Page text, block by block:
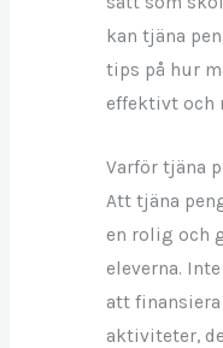
kan tjäna
tips på hur
effektivt och
Varför tjäna
Att tjäna
en rolig och
eleverna.
att
aktiviteter,